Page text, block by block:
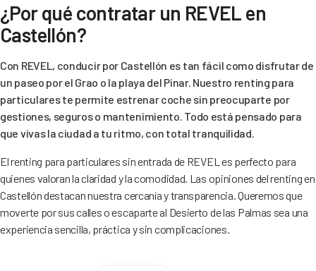
¿Por qué contratar un REVEL en
Castellón?
Con REVEL, conducir por Castellón es tan fácil como disfrutar de
un paseo por el Grao o la playa del Pinar. Nuestro renting para
particulares te permite estrenar coche sin preocuparte por
gestiones, seguros o mantenimiento. Todo está pensado para
que vivas la ciudad a tu ritmo, con total tranquilidad.
El renting para particulares sin entrada de REVEL es perfecto para
quienes valoran la claridad y la comodidad. Las opiniones del renting en
Castellón destacan nuestra cercanía y transparencia. Queremos que
moverte por sus calles o escaparte al Desierto de las Palmas sea una
experiencia sencilla, práctica y sin complicaciones.